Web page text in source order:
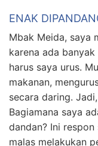
ENAK
Mbak Meida, saya
karena ada
harus saya urus.
makanan,
secara daring.
Bagiamana saya
dandan? Ini
malas melakukan